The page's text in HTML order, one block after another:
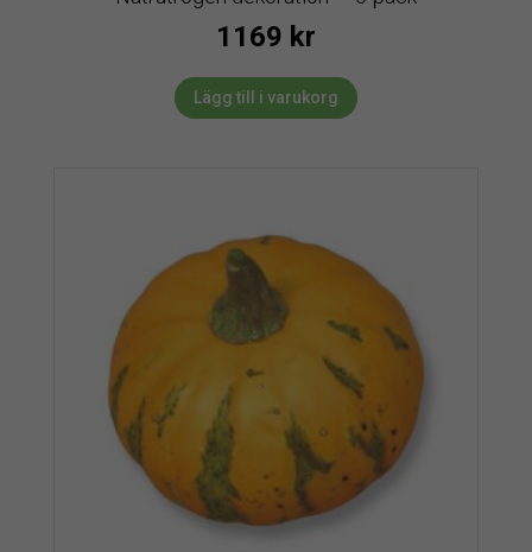
1169 kr
Lägg till i varukorg